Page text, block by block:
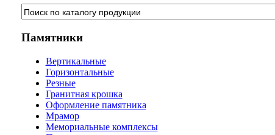
Памятники
Вертикальные
Горизонтальные
Резные
Гранитная крошка
Оформление памятника
Мрамор
Мемориальные комплексы